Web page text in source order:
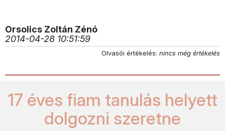
Orsolics Zoltán Zénó
2014-04-28 10:51:59
Olvasói értékelés: nincs még értékelés
17 éves fiam tanulás helyett
dolgozni szeretne